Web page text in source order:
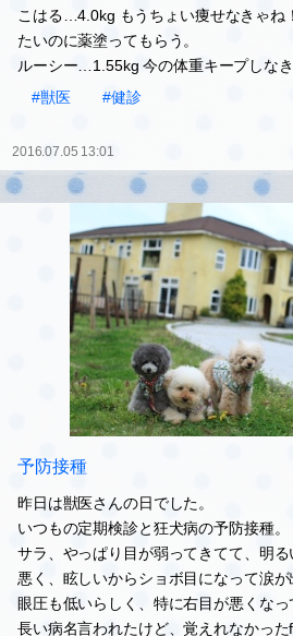
今日は３ワン健診の日。
超音波歯石取りで、顔周りベチョベチョ
サラ…2.7kg 前回よりちょっと痩せてた
こはる…4.0kg もうちょい痩せなきゃね
たいのに薬塗ってもらう。
ルーシー…1.55kg 今の体重キープしな
#獣医
#健診
2016.07.05 13:01